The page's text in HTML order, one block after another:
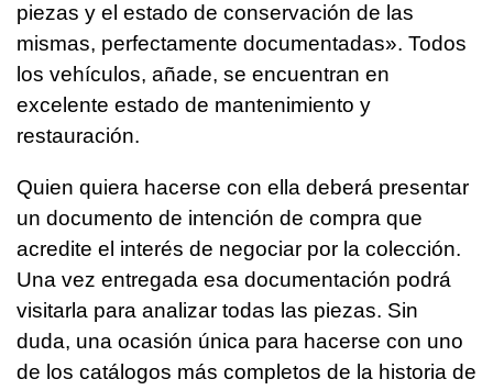
piezas y el estado de conservación de las
mismas, perfectamente documentadas». Todos
los vehículos, añade, se encuentran en
excelente estado de mantenimiento y
restauración.
Quien quiera hacerse con ella deberá presentar
un documento de intención de compra que
acredite el interés de negociar por la colección.
Una vez entregada esa documentación podrá
visitarla para analizar todas las piezas. Sin
duda, una ocasión única para hacerse con uno
de los catálogos más completos de la historia de